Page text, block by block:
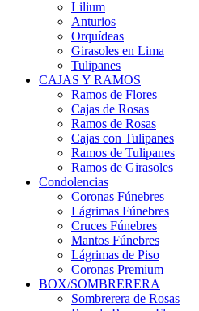
Lilium
Anturios
Orquídeas
Girasoles en Lima
Tulipanes
CAJAS Y RAMOS
Ramos de Flores
Cajas de Rosas
Ramos de Rosas
Cajas con Tulipanes
Ramos de Tulipanes
Ramos de Girasoles
Condolencias
Coronas Fúnebres
Lágrimas Fúnebres
Cruces Fúnebres
Mantos Fúnebres
Lágrimas de Piso
Coronas Premium
BOX/SOMBRERERA
Sombrerera de Rosas